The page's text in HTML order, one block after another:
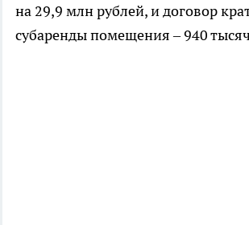
на 29,9 млн рублей, и договор
субаренды помещения – 940